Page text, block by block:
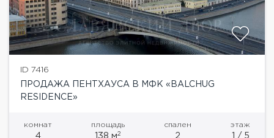
ID 7416
ПРОДАЖА ПЕНТХАУСА В МФК «BALCHUG
RESIDENCE»
комнат
4
площадь
138 м2
спален
2
этаж
1 / 5